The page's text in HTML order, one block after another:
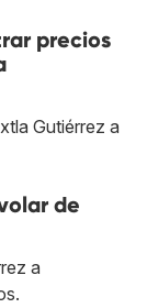
precios
Gutiérrez a
de
a